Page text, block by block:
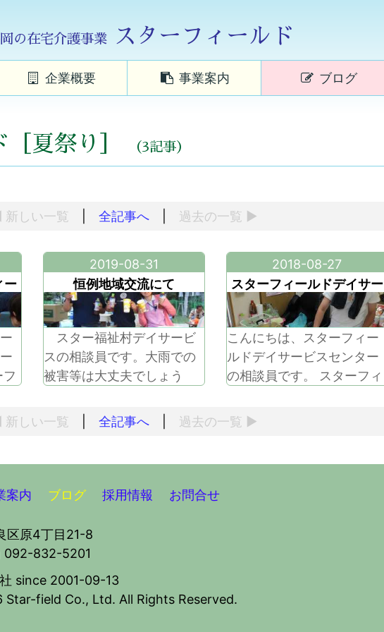
の在宅介護事業 スターフィールド
企業概要 事業案内 ブログ
夏祭り］ （3記事）
新しい一覧 全記事へ 過去の一覧 ▶
ー
職
2019-08-31
恒例地域交流にて
スター福祉村デイサービ
スの相談員です。大雨での
被害等は大丈夫でしょう
な災害までは無く、不安に
感じていたご利用者様の皆
私たちも、ご利用者様が不
と変わらず接しさせて頂
き、有事の際にはすぐに動
2018-08-27
スターフィールドデイサー
ビスセンター夏祭り
こんにちは、スターフィー
ルドデイサービスセンター
の相談員です。 スターフィ
ば「夏祭り」今年も無事に
新しい一覧 全記事へ 過去の一覧 ▶
案内 ブログ 採用情報 お問合せ
原4丁目21-8
092-832-5201
since 2001-09-13
Star-field Co., Ltd. All Rights Reserved.